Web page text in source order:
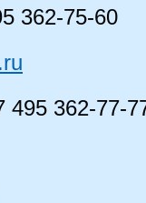
362-75-60
495 362-77-